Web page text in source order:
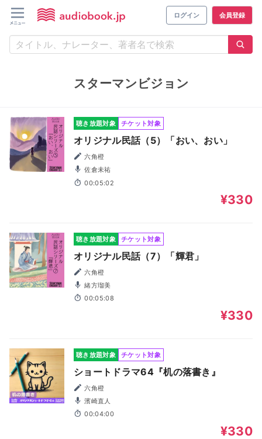
ログイン 会員登録
スターマンビジョン
聴き放題対象 チケット対象
オリジナル民話（5）「おい、おい」
六角橙
佐倉未祐
00:05:02
¥330
聴き放題対象 チケット対象
オリジナル民話（7）「輝君」
六角橙
緒方瑠美
00:05:08
¥330
聴き放題対象 チケット対象
ショートドラマ64『机の落書き』
六角橙
濱崎直人
00:04:00
¥330